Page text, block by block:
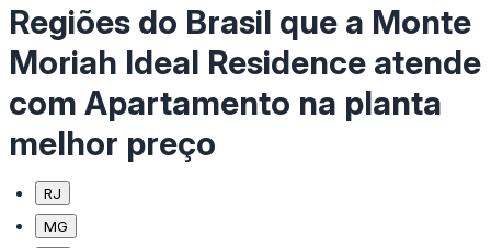
Regiões do Brasil que a Monte
Moriah Ideal Residence atende
com Apartamento na planta
melhor preço
RJ
MG